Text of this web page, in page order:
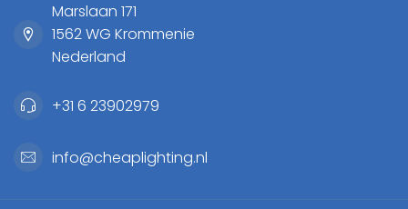
Marslaan 171
1562 WG Krommenie
Nederland
+31 6 23902979
info@cheaplighting.nl